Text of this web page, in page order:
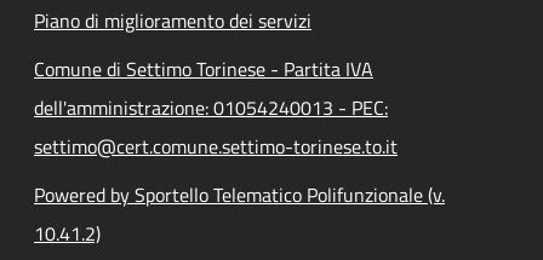
Piano di miglioramento dei servizi
Comune di Settimo Torinese - Partita IVA
dell'amministrazione: 01054240013 - PEC:
settimo@cert.comune.settimo-torinese.to.it
Powered by Sportello Telematico Polifunzionale (v.
10.41.2)